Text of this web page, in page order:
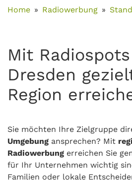
Home Radiowerbung
Mit
Dresden
Region
Sie möchten Ihre Zielgruppe
Umgebung ansprechen? Mit
Radiowerbung erreichen Sie
für Ihr Unternehmen wichtig
Familien oder lokale